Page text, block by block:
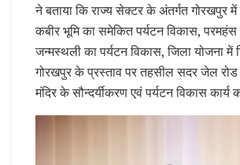
ने बताया कि राज्य सेक्टर के अंतर्गत गोरखपुर
कबीर भूमि का समेकित पर्यटन विकास, परमहंस
जन्मस्थली का पर्यटन विकास, जिला योजना में
गोरखपुर के प्रस्ताव पर तहसील सदर जेल रोड
मंदिर के सौन्दर्यीकरण एवं पर्यटन विकास कार्य